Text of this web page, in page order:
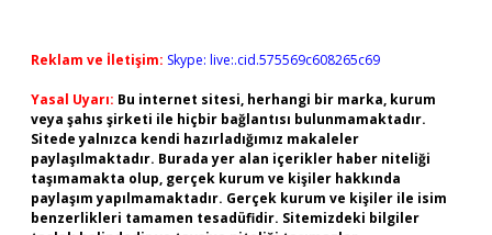
Reklam ve İletişim: Skype: live:.cid.575569c608265c69
Yasal Uyarı: Bu internet sitesi, herhangi bir marka, kurum
veya şahıs şirketi ile hiçbir bağlantısı bulunmamaktadır.
Sitede yalnızca kendi hazırladığımız makaleler
paylaşılmaktadır. Burada yer alan içerikler haber niteliği
taşımamakta olup, gerçek kurum ve kişiler hakkında
paylaşım yapılmamaktadır. Gerçek kurum ve kişiler ile isim
benzerlikleri tamamen tesadüfidir. Sitemizdeki bilgiler